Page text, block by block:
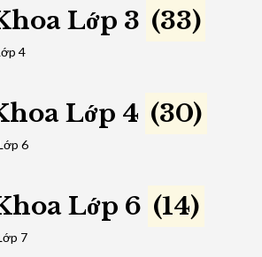
Lớp 3 (33)
Lớp 4 (30)
Lớp 6 (14)